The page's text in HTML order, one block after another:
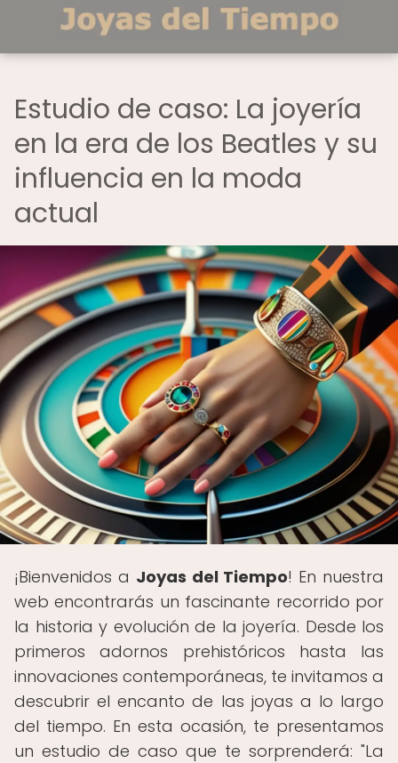
Estudio de caso: La joyería
en la era de los Beatles y su
influencia en la moda
actual
¡Bienvenidos a Joyas del Tiempo! En nuestra
web encontrarás un fascinante recorrido por
la historia y evolución de la joyería. Desde los
primeros adornos prehistóricos hasta las
innovaciones contemporáneas, te invitamos a
descubrir el encanto de las joyas a lo largo
del tiempo. En esta ocasión, te presentamos
un estudio de caso que te sorprenderá: "La